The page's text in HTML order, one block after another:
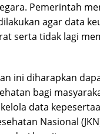
Pemerintah
agar data
serta tidak lagi
ini diharapkan
bagi
data
Nasional